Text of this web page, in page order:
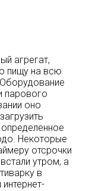
агрегат,
пищу на всю
парового
оно
Некоторые
отсрочки
утром, а
в